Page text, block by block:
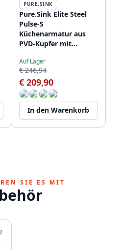
PURE.SINK
Pure.Sink Elite Steel
Pulse-S
Küchenarmatur aus
PVD-Kupfer mit
PS8500-62
Auf Lager
€ 246,94
€ 209,90
In den Warenkorb
SIE ES MIT